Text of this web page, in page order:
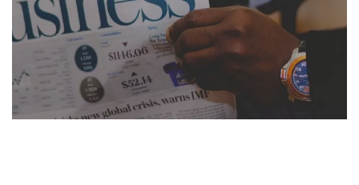
semiconductor industry, including engineers,
professional experts, and senior executives.
לחץ לפרטים